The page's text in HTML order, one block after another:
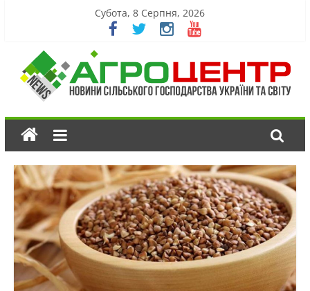
Субота, 8 Серпня, 2026